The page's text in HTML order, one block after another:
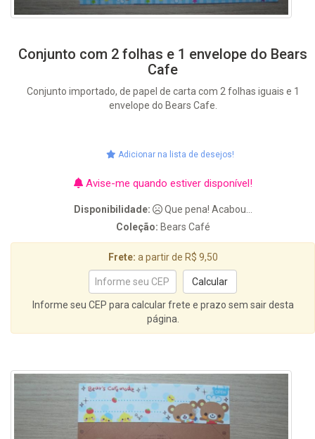
Conjunto com 2 folhas e 1 envelope do Bears
Cafe
Conjunto importado, de papel de carta com 2 folhas iguais e 1
envelope do Bears Cafe.
Adicionar na lista de desejos!
Avise-me quando estiver disponível!
Disponibilidade:
Que pena! Acabou...
Coleção: Bears Café
Frete: a partir de R$ 9,50
Informe seu CEP para calcular frete e prazo sem sair desta
página.